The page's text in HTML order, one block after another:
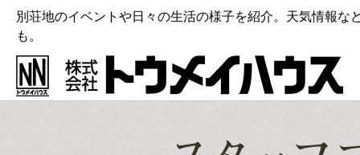
別荘地のイベントや日々の生活の様子を紹介。天気情報な
も。